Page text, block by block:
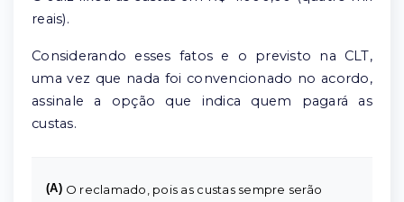
reais).
Considerando esses fatos e o previsto na CLT,
uma vez que nada foi convencionado no acordo,
assinale a opção que indica quem pagará as
custas.
(A) O reclamado, pois as custas sempre serão